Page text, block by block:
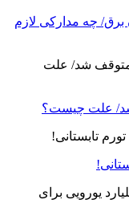
چه مدارکی لازم
شد/ علت چیست؟